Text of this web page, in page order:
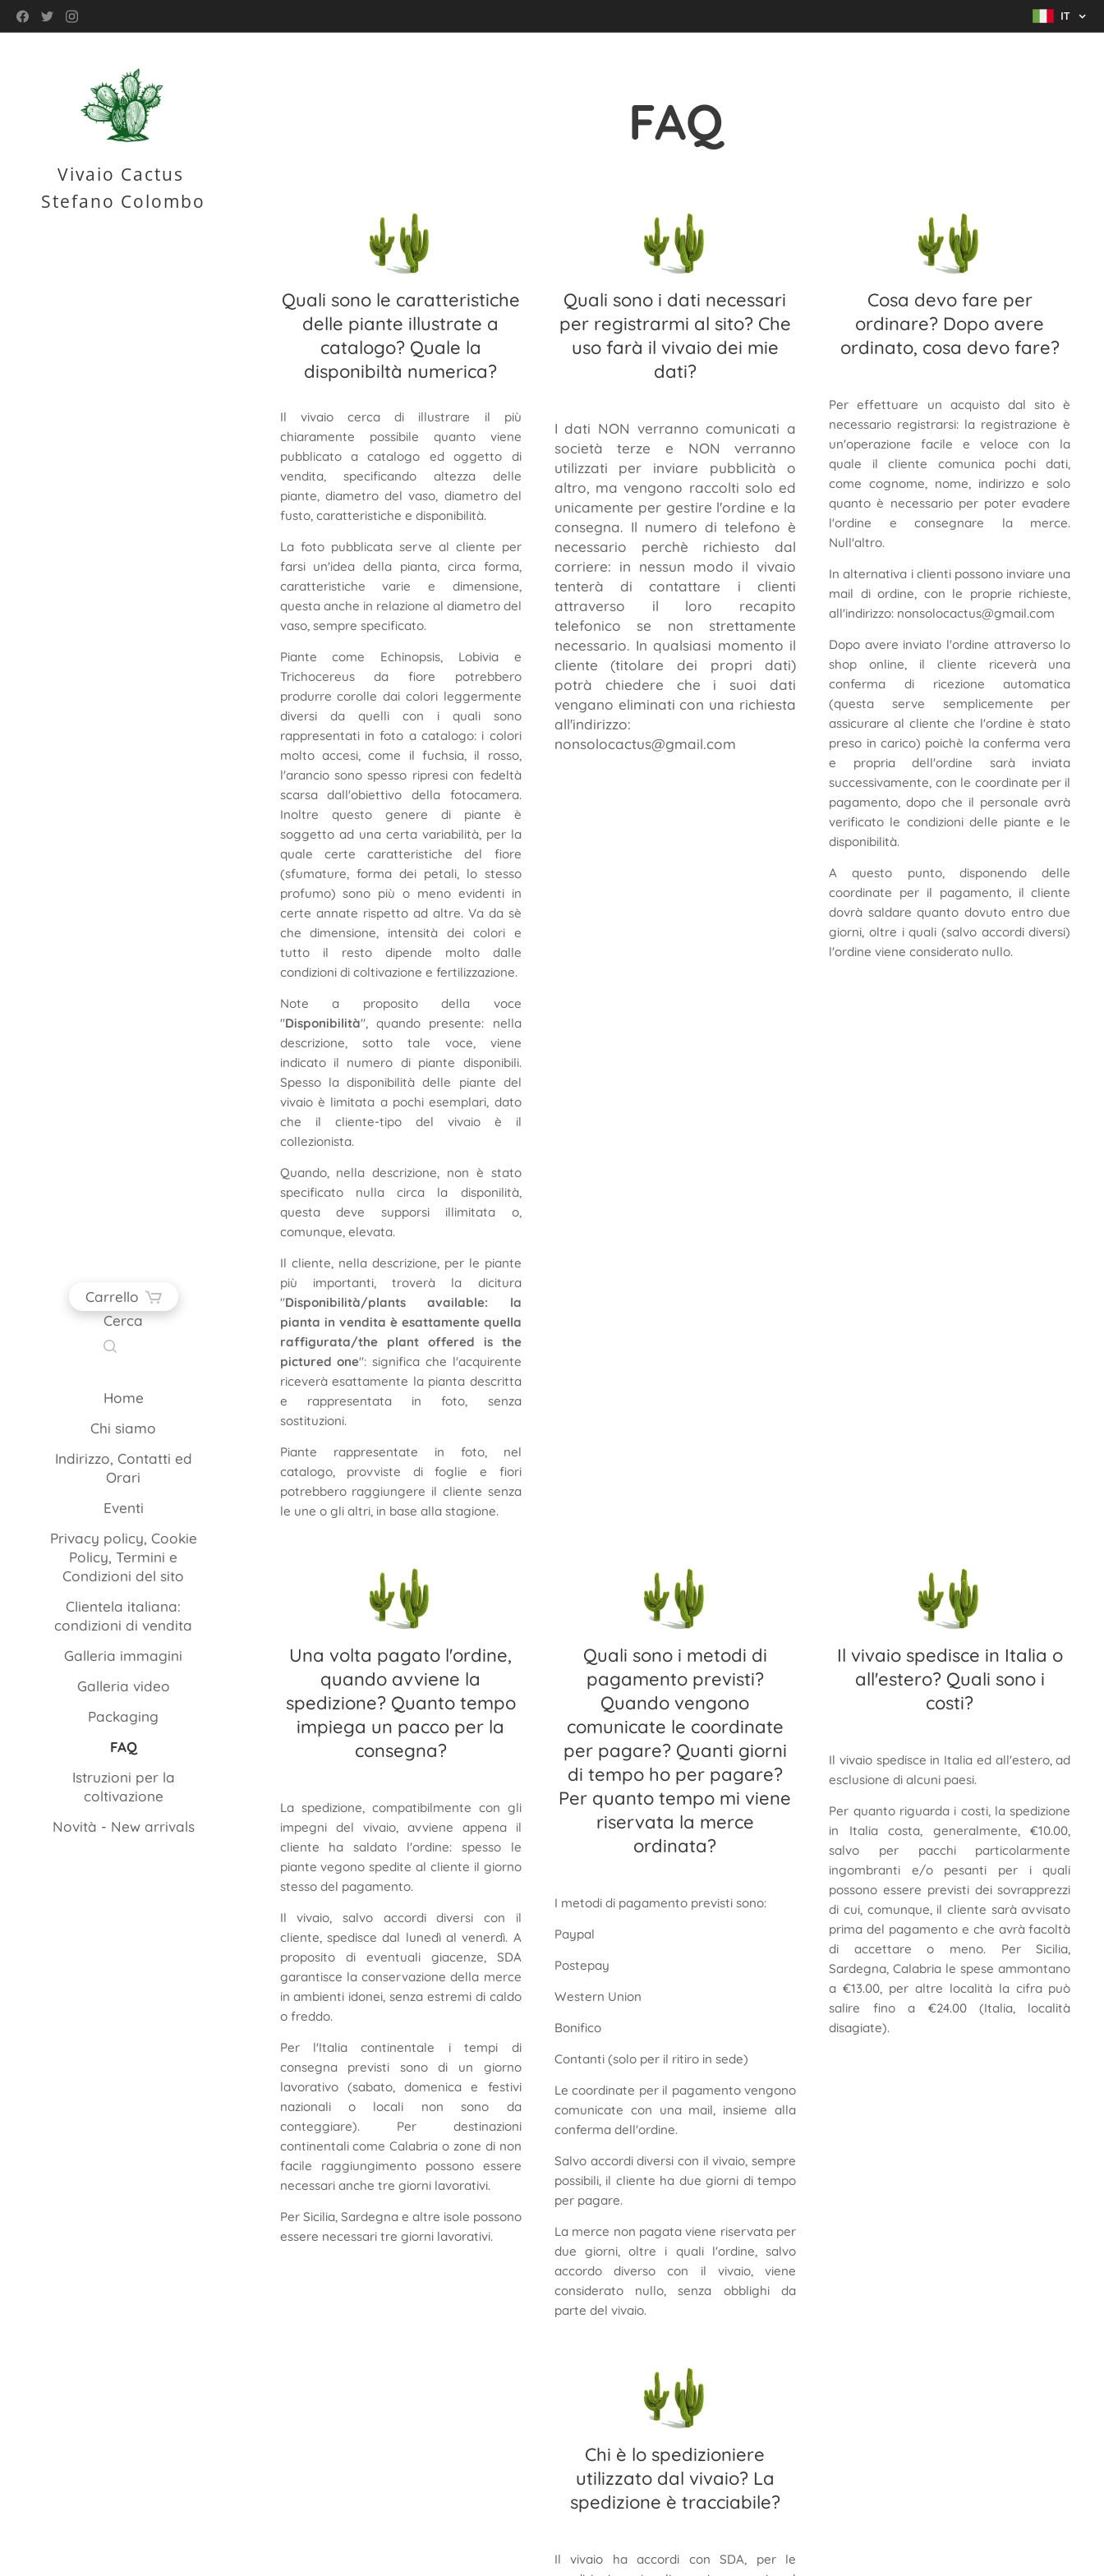
IT
Vivaio Cactus
Stefano Colombo
Carrello
Cerca
Home
Chi siamo
Indirizzo, Contatti ed
Orari
Eventi
Privacy policy, Cookie
Policy, Termini e
Condizioni del sito
Clientela italiana:
condizioni di vendita
Galleria immagini
Galleria video
Packaging
FAQ
Istruzioni per la
coltivazione
Novità - New arrivals
FAQ
Quali sono le caratteristiche
delle piante illustrate a
catalogo? Quale la
disponibiltà numerica?
Il vivaio cerca di illustrare il più
chiaramente possibile quanto viene
pubblicato a catalogo ed oggetto di
vendita, specificando altezza delle
piante, diametro del vaso, diametro del
fusto, caratteristiche e disponibilità.
La foto pubblicata serve al cliente per
farsi un'idea della pianta, circa forma,
caratteristiche varie e dimensione,
questa anche in relazione al diametro del
vaso, sempre specificato.
Piante come Echinopsis, Lobivia e
Trichocereus da fiore potrebbero
produrre corolle dai colori leggermente
diversi da quelli con i quali sono
rappresentati in foto a catalogo: i colori
molto accesi, come il fuchsia, il rosso,
l'arancio sono spesso ripresi con fedeltà
scarsa dall'obiettivo della fotocamera.
Inoltre questo genere di piante è
soggetto ad una certa variabilità, per la
quale certe caratteristiche del fiore
(sfumature, forma dei petali, lo stesso
profumo) sono più o meno evidenti in
certe annate rispetto ad altre. Va da sè
che dimensione, intensità dei colori e
tutto il resto dipende molto dalle
condizioni di coltivazione e fertilizzazione.
Note a proposito della voce
"Disponibilità", quando presente: nella
descrizione, sotto tale voce, viene
indicato il numero di piante disponibili.
Spesso la disponibilità delle piante del
vivaio è limitata a pochi esemplari, dato
che il cliente-tipo del vivaio è il
collezionista.
Quando, nella descrizione, non è stato
specificato nulla circa la disponilità,
questa deve supporsi illimitata o,
comunque, elevata.
Il cliente, nella descrizione, per le piante
più importanti, troverà la dicitura
"Disponibilità/plants available: la
pianta in vendita è esattamente quella
raffigurata/the plant offered is the
pictured one": significa che l'acquirente
riceverà esattamente la pianta descritta
e rappresentata in foto, senza
sostituzioni.
Piante rappresentate in foto, nel
catalogo, provviste di foglie e fiori
potrebbero raggiungere il cliente senza
le une o gli altri, in base alla stagione.
Quali sono i dati necessari
per registrarmi al sito? Che
uso farà il vivaio dei mie
dati?
I dati NON verranno comunicati a
società terze e NON verranno
utilizzati per inviare pubblicità o
altro, ma vengono raccolti solo ed
unicamente per gestire l'ordine e la
consegna. Il numero di telefono è
necessario perchè richiesto dal
corriere: in nessun modo il vivaio
tenterà di contattare i clienti
attraverso il loro recapito
telefonico se non strettamente
necessario. In qualsiasi momento il
cliente (titolare dei propri dati)
potrà chiedere che i suoi dati
vengano eliminati con una richiesta
all'indirizzo:
nonsolocactus@gmail.com
Cosa devo fare per
ordinare? Dopo avere
ordinato, cosa devo fare?
Per effettuare un acquisto dal sito è
necessario registrarsi: la registrazione è
un'operazione facile e veloce con la
quale il cliente comunica pochi dati,
come cognome, nome, indirizzo e solo
quanto è necessario per poter evadere
l'ordine e consegnare la merce.
Null'altro.
In alternativa i clienti possono inviare una
mail di ordine, con le proprie richieste,
all'indirizzo: nonsolocactus@gmail.com
Dopo avere inviato l'ordine attraverso lo
shop online, il cliente riceverà una
conferma di ricezione automatica
(questa serve semplicemente per
assicurare al cliente che l'ordine è stato
preso in carico) poichè la conferma vera
e propria dell'ordine sarà inviata
successivamente, con le coordinate per il
pagamento, dopo che il personale avrà
verificato le condizioni delle piante e le
disponibilità.
A questo punto, disponendo delle
coordinate per il pagamento, il cliente
dovrà saldare quanto dovuto entro due
giorni, oltre i quali (salvo accordi diversi)
l'ordine viene considerato nullo.
Una volta pagato l'ordine,
quando avviene la
spedizione? Quanto tempo
impiega un pacco per la
consegna?
La spedizione, compatibilmente con gli
impegni del vivaio, avviene appena il
cliente ha saldato l'ordine: spesso le
piante vegono spedite al cliente il giorno
stesso del pagamento.
Il vivaio, salvo accordi diversi con il
cliente, spedisce dal lunedì al venerdì. A
proposito di eventuali giacenze, SDA
garantisce la conservazione della merce
in ambienti idonei, senza estremi di caldo
o freddo.
Per l'Italia continentale i tempi di
consegna previsti sono di un giorno
lavorativo (sabato, domenica e festivi
nazionali o locali non sono da
conteggiare). Per destinazioni
continentali come Calabria o zone di non
facile raggiungimento possono essere
necessari anche tre giorni lavorativi.
Per Sicilia, Sardegna e altre isole possono
essere necessari tre giorni lavorativi.
Quali sono i metodi di
pagamento previsti?
Quando vengono
comunicate le coordinate
per pagare? Quanti giorni
di tempo ho per pagare?
Per quanto tempo mi viene
riservata la merce
ordinata?
I metodi di pagamento previsti sono:
Paypal
Postepay
Western Union
Bonifico
Contanti (solo per il ritiro in sede)
Le coordinate per il pagamento vengono
comunicate con una mail, insieme alla
conferma dell'ordine.
Salvo accordi diversi con il vivaio, sempre
possibili, il cliente ha due giorni di tempo
per pagare.
La merce non pagata viene riservata per
due giorni, oltre i quali l'ordine, salvo
accordo diverso con il vivaio, viene
considerato nullo, senza obblighi da
parte del vivaio.
Il vivaio spedisce in Italia o
all'estero? Quali sono i
costi?
Il vivaio spedisce in Italia ed all'estero, ad
esclusione di alcuni paesi.
Per quanto riguarda i costi, la spedizione
in Italia costa, generalmente, €10.00,
salvo per pacchi particolarmente
ingombranti e/o pesanti per i quali
possono essere previsti dei sovrapprezzi
di cui, comunque, il cliente sarà avvisato
prima del pagamento e che avrà facoltà
di accettare o meno. Per Sicilia,
Sardegna, Calabria le spese ammontano
a €13.00, per altre località la cifra può
salire fino a €24.00 (Italia, località
disagiate).
Chi è lo spedizioniere
utilizzato dal vivaio? La
spedizione è tracciabile?
Il vivaio ha accordi con SDA, per le